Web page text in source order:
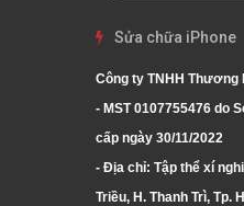
Sửa chữa iPhone
Công ty TNHH Thương
- MST 0107755476 do
cấp ngày 30/11/2022
- Địa chỉ: Tập thể xí
Triều, H. Thanh Trì, Tp.